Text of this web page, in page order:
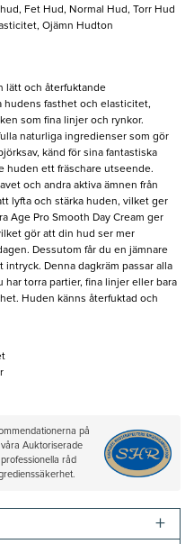
Fet Hud, Normal Hud, Torr Hud
Ojämn Hudton
lätt och återfuktande
hudens fasthet och elasticitet,
som fina linjer och rynkor.
naturliga ingredienser som gör
känd för sina fantastiska
huden ett fräschare utseende.
och andra aktiva ämnen från
lyfta och stärka huden, vilket ger
Age Pro Smooth Day Cream ger
gör att din hud ser mer
Dessutom får du en jämnare
Denna dagkräm passar alla
torra partier, fina linjer eller bara
Huden känns återfuktad och
på
Auktoriserade
råd
+